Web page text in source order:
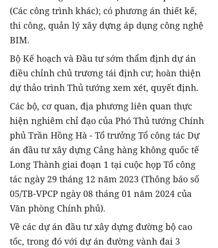
(Các công trình khác); có phương án thiết kế,
thi công, quản lý xây dựng áp dụng công nghệ
BIM.
Bộ Kế hoạch và Đầu tư sớm thẩm định dự án
điều chỉnh chủ trương tái định cư; hoàn thiện
dự thảo trình Thủ tướng xem xét, quyết định.
Các bộ, cơ quan, địa phương liên quan thực
hiện nghiêm chỉ đạo của Phó Thủ tướng Chính
phủ Trần Hồng Hà - Tổ trưởng Tổ công tác Dự
án đầu tư xây dựng Cảng hàng không quốc tế
Long Thành giai đoạn 1 tại cuộc họp Tổ công
tác ngày 29 tháng 12 năm 2023 (Thông báo số
05/TB-VPCP ngày 08 tháng 01 năm 2024 của
Văn phòng Chính phủ).
Về các dự án đầu tư xây dựng đường bộ cao
tốc, trong đó với dự án đường vành đai 3